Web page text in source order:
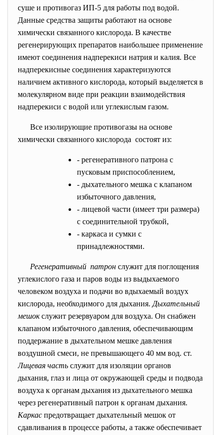
суше и противогаз ИП-5 для работы под водой.
Данные средства защиты работают на основе
химически связанного кислорода. В качестве
регенерирующих препаратов наибольшее применение
имеют соединения надперекиси натрия и калия. Все
надперекисные соединения характеризуются
наличием активного кислорода, который выделяется в
молекулярном виде при реакции взаимодействия
надперекиси с водой или углекислым газом.
Все изолирующие противогазы на основе
химически связанного кислорода состоят из:
- регенеративного патрона с
пусковым приспособлением,
- дыхательного мешка с клапаном
избыточного давления,
- лицевой части (имеет три размера)
с соединительной трубкой,
- каркаса и сумки с
принадлежностями.
Регенеративный патрон служит для поглощения
углекислого газа и паров воды из выдыхаемого
человеком воздуха и подачи во вдыхаемый воздух
кислорода, необходимого для дыхания. Дыхательный
мешокслужит резервуаром для воздуха. Он снабжен
клапаном избыточного давления, обеспечивающим
поддержание в дыхательном мешке давления
воздушной смеси, не превышающего 40 мм вод. ст.
Лицевая часть служит для изоляции органов
дыхания, глаз и лица от окружающей среды и подвода
воздуха к органам дыхания из дыхательного мешка
через регенеративный патрон к органам дыхания.
Каркас предотвращает дыхательный мешок от
сдавливания в процессе работы, а также обеспечивает